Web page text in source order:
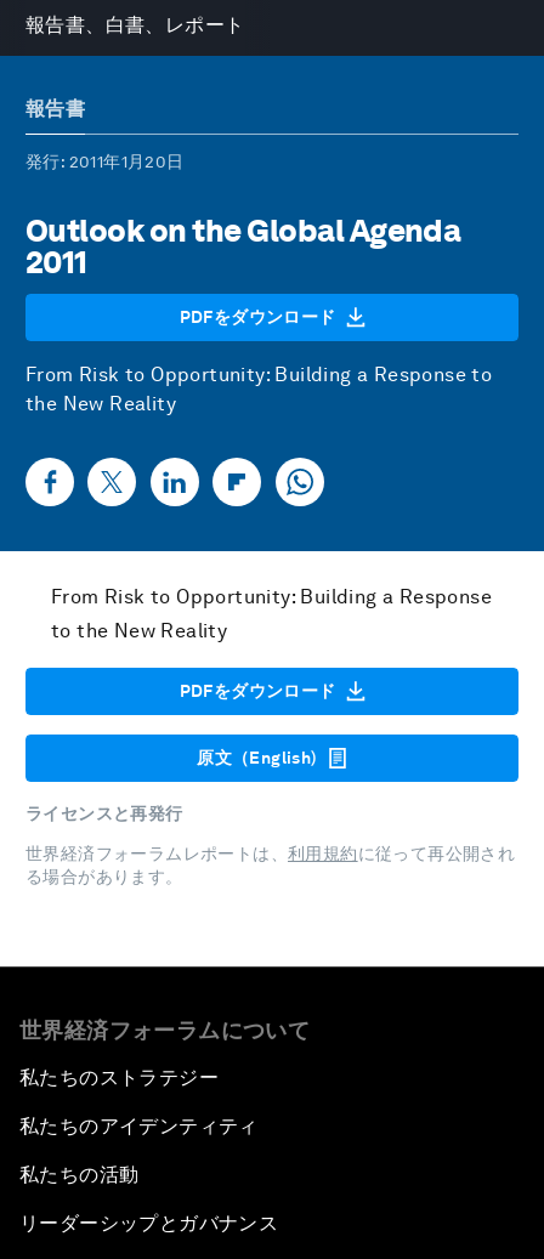
報告書、白書、レポート
報告書
発行: 2011年1月20日
Outlook on the Global Agenda
2011
PDFをダウンロード
From Risk to Opportunity: Building a Response to
the New Reality
From Risk to Opportunity: Building a Response
to the New Reality
PDFをダウンロード
原文（English)
ライセンスと再発行
世界経済フォーラムレポートは、 利用規約に従って再公開され
る場合があります。
世界経済フォーラムについて
私たちのストラテジー
私たちのアイデンティティ
私たちの活動
リーダーシップとガバナンス